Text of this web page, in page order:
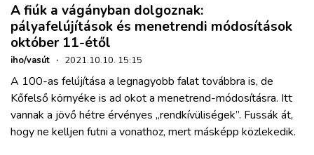
A fiúk a vágányban dolgoznak:
pályafelújítások és menetrendi módosítások
október 11-étől
iho/vasút · 2021.10.10. 15:15
A 100-as felújítása a legnagyobb falat továbbra is, de
Kőfelső környéke is ad okot a menetrend-módosításra. Itt
vannak a jövő hétre érvényes „rendkívüliségek”. Fussák át,
hogy ne kelljen futni a vonathoz, mert másképp közlekedik.